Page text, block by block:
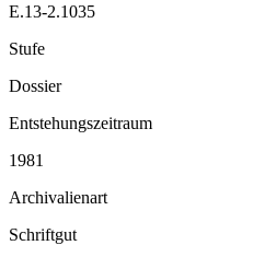
E.13-2.1035
Stufe
Dossier
Entstehungszeitraum
1981
Archivalienart
Schriftgut